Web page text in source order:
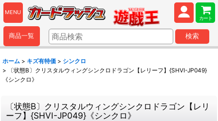
MENU
カート
商品一覧 検索
ホーム > キズ有特価 > シンクロ
>
〔状態B〕クリスタルウィングシンクロドラゴン【レリーフ】{SHVI-JP049}
《シンクロ》
〔状態B〕クリスタルウィングシンクロドラゴン【レリ
ーフ】{SHVI-JP049}《シンクロ》